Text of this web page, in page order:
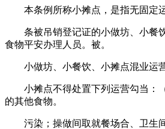
本条例所称小摊点，是指无固定运
条被吊销登记证的小做坊、小餐饮
食物平安办理人员。被。
小做坊、小餐饮、小摊点混业运营
小摊点不得处置下列运营勾当：（
的其他食物。
污染；操做间取就餐场合、卫生间